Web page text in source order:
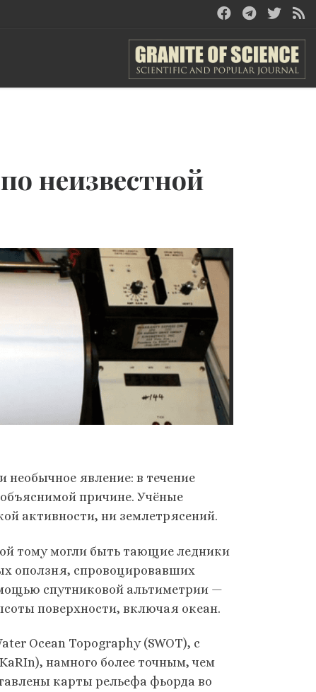
неизвестной
необычное явление: в течение
причине. Учёные
активности, ни землетрясений.
тому могли быть тающие ледники
оползня, спровоцировавших
спутниковой альтиметрии —
поверхности, включая океан.
Ocean Topography (SWOT), с
намного более точным, чем
карты рельефа фьорда во